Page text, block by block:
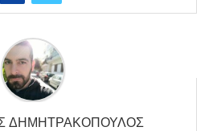
ΔΗΜΗΤΡΑΚΌΠΟΥΛΟΣ